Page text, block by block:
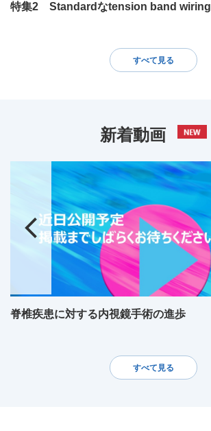
特集2 Standardなtension band wiring
すべて見る
新着動画
脊椎疾患に対する内視鏡手術の進歩
すべて見る